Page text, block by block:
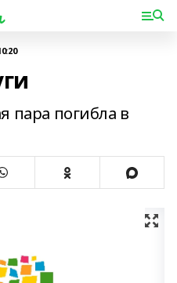
пара погибла в